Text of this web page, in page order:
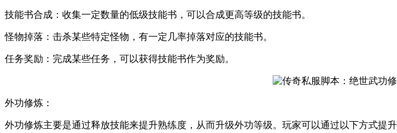
技能书合成：收集一定数量的低级技能书，可以合成更高等级的技能书。
怪物掉落：击杀某些特定怪物，有一定几率掉落对应的技能书。
任务奖励：完成某些任务，可以获得技能书作为奖励。
外功修炼：
外功修炼主要是通过释放技能来提升熟练度，从而升级外功等级。玩家可以通过以下方式提升